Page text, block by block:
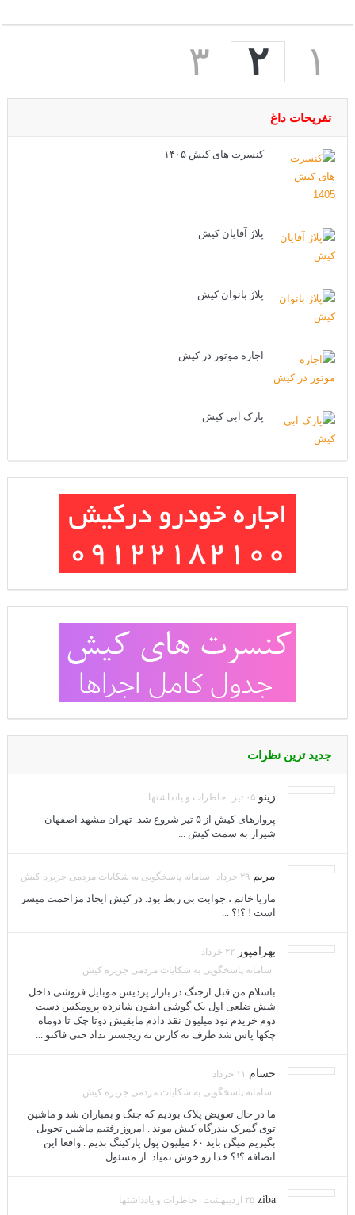
۱ ۲ ۳
تفریحات داغ
کنسرت های کیش ۱۴۰۵
پلاژ آقایان کیش
پلاژ بانوان کیش
اجاره موتور در کیش
پارک آبی کیش
جدید ترین نظرات
زینو ۰۵ تیر خاطرات و یادداشتها
پروازهای کیش از ۵ تیر شروع شد. تهران مشهد اصفهان
شیراز به سمت کیش ...
مریم ۲۹ خرداد سامانه پاسخگویی به شکایات مردمی جزیره کیش
ماریا خانم ، جوابت بی ربط بود. در کیش ایجاد مزاحمت میسر
است ! ؟!؟ ...
بهرامپور ۲۲ خرداد
سامانه پاسخگویی به شکایات مردمی جزیره کیش
باسلام من قبل ازجنگ در بازار پردیس موبایل فروشی داخل
شش ضلعی اول یک گوشی ایفون شانزده پرومکس دست
دوم خریدم نود میلیون نقد دادم مابقیش دوتا چک تا دوماه
چکها پاس شد طرف نه کارتن نه ریجستر نداد حتی فاکتو ...
حسام ۱۱ خرداد
سامانه پاسخگویی به شکایات مردمی جزیره کیش
ما در حال تعویض پلاک بودیم که جنگ و بمباران شد و ماشین
توی گمرک بندرگاه کیش موند . امروز رفتیم ماشین تحویل
بگیریم میگن باید ۶۰ میلیون پول پارکینگ بدیم . واقعا این
انصافه ؟!؟ خدا رو خوش نمیاد .از مسئول ...
ziba ۲۵ اردیبهشت خاطرات و یادداشتها